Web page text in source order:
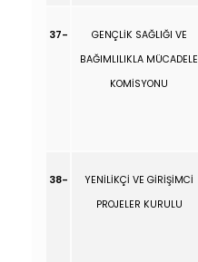
37-
GENÇLİK SAĞLIĞI VE
BAĞIMLILIKLA MÜCADELE
KOMİSYONU
38-
YENİLİKÇİ VE GİRİŞİMCİ
PROJELER KURULU